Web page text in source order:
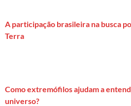
A participação brasileira na busca
Terra
Como extremófilos ajudam a
universo?